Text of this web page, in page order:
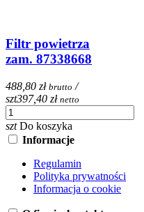
Filtr powietrza
zam. 87338668
488,80 zł brutto /
szt397,40 zł netto
szt Do koszyka
Informacje
Regulamin
Polityka prywatności
Informacja o cookie